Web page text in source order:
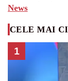
News
CELE MAI
1